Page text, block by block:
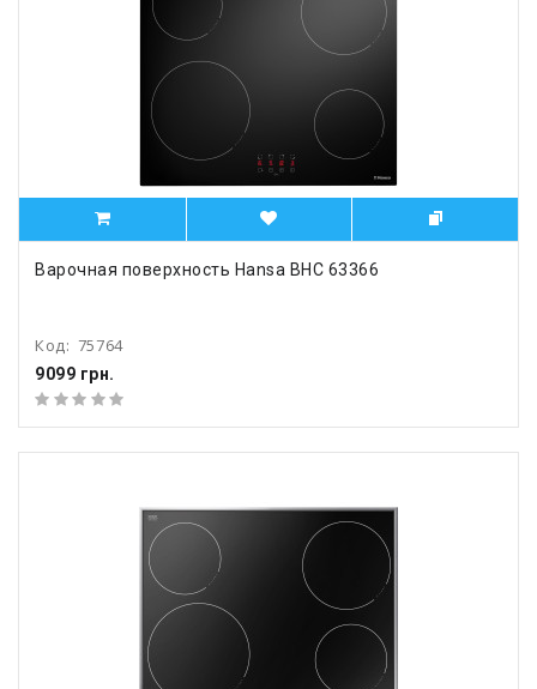
Варочная поверхность Hansa BHC 63366
Код: 75764
9099 грн.